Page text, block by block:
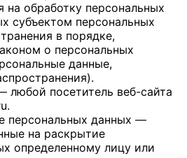
на обработку персональных
субъектом персональных
в порядке,
о персональных
данные,
любой посетитель веб-сайта
.
персональных данных —
на раскрытие
определенному лицу или